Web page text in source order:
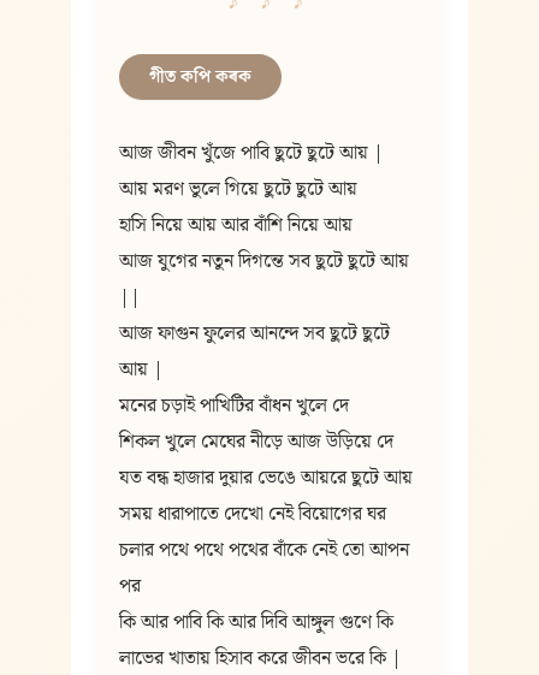
গীত কপি কৰক
আজ জীবন খুঁজে পাবি ছুটে ছুটে আয় |
আয় মরণ ভুলে গিয়ে ছুটে ছুটে আয়
হাসি নিয়ে আয় আর বাঁশি নিয়ে আয়
আজ যুগের নতুন দিগন্তে সব ছুটে ছুটে আয়
||
আজ ফাগুন ফুলের আনন্দে সব ছুটে ছুটে
আয় |
মনের চড়াই পাখিটির বাঁধন খুলে দে
শিকল খুলে মেঘের নীড়ে আজ উড়িয়ে দে
যত বন্ধ হাজার দুয়ার ভেঙে আয়রে ছুটে আয়
সময় ধারাপাতে দেখো নেই বিয়োগের ঘর
চলার পথে পথে পথের বাঁকে নেই তো আপন
পর
কি আর পাবি কি আর দিবি আঙ্গুল গুণে কি
লাভের খাতায় হিসাব করে জীবন ভরে কি |